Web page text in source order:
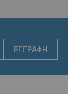
ΕΓΓΡΑΦΉ